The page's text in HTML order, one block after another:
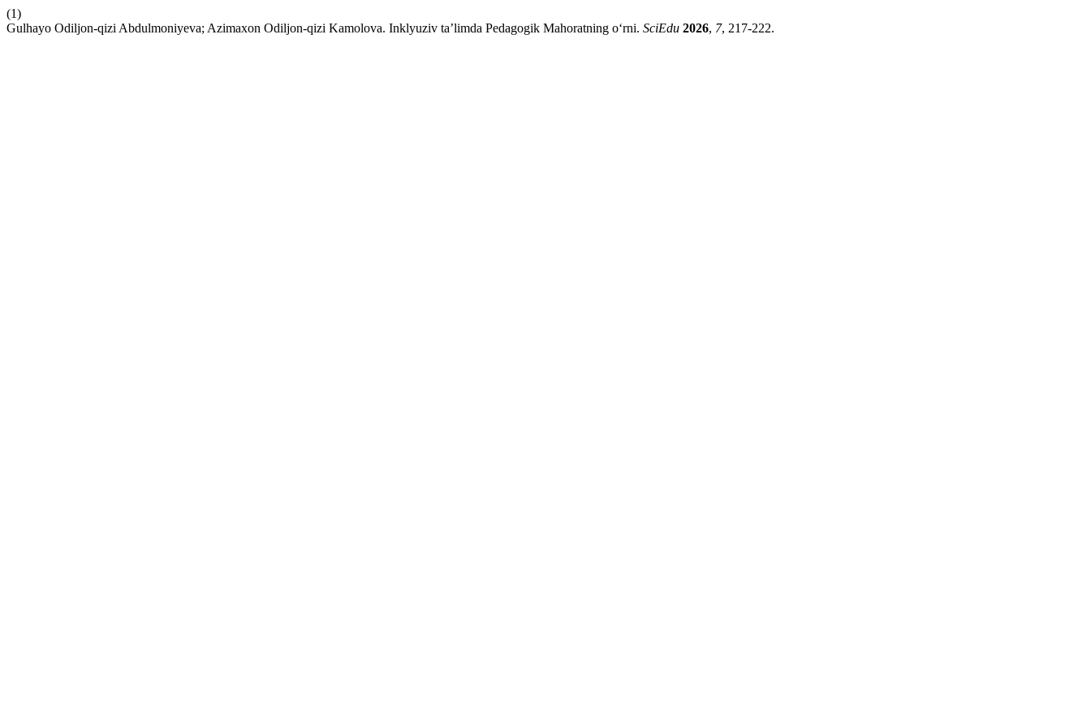
(1)
Gulhayo Odiljon-qizi Abdulmoniyeva; Azimaxon Odiljon-qizi Kamolova. Inklyuziv ta’limda Pedagogik Mahoratning oʻrni. SciEdu 2026, 7, 217-222.